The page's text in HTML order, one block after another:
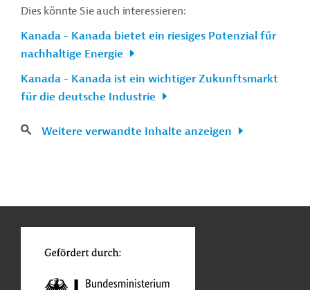
Dies könnte Sie auch interessieren:
Kanada - Kanada bietet ein riesiges Potenzial für
nachhaltige Energie
Kanada - Kanada ist ein wichtiger Zukunftsmarkt
für die deutsche Industrie
Weitere verwandte Inhalte anzeigen